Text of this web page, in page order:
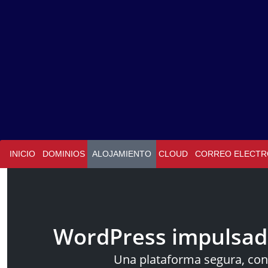
INICIO DOMINIOS ALOJAMIENTO CLOUD CORREO
WordPress
Una plataforma segura,